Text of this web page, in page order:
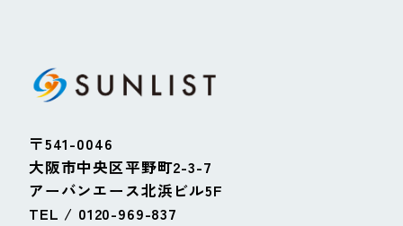
〒541-0046
大阪市中央区平野町2-3-7
アーバンエース北浜ビル5F
TEL / 0120-969-837